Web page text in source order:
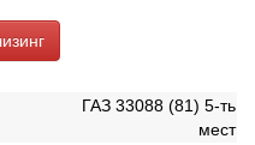
ГАЗ 33088 (81) 5-ть
мест